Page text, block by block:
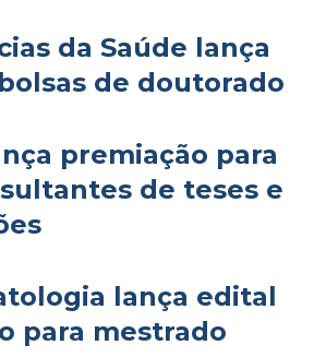
da Saúde lança
de doutorado
premiação para
de teses e
lança edital
para mestrado